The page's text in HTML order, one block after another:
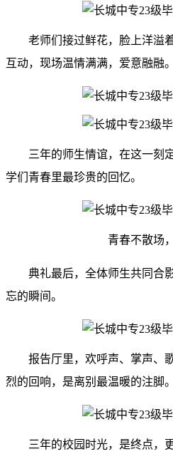
老师们接过鲜花，脸上洋溢
互动，现场温情满满，爱意融融。
三年的师生情谊，在这一刻
学们青春里最珍贵的回忆。
青春不散场
典礼最后，全体师生共同合
忘的瞬间。
报告厅里，欢呼声、掌声、
烈的回响，是离别最温暖的注脚。
三年的校园时光，是终点，